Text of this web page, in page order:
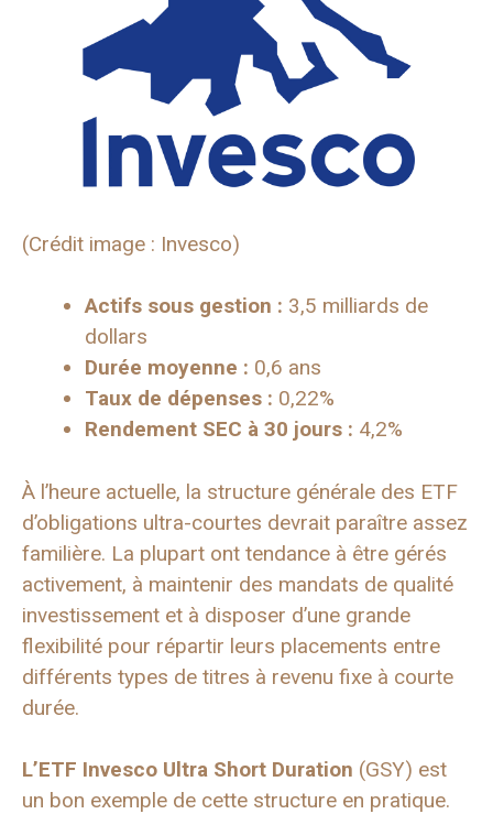
(Crédit image : Invesco)
Actifs sous gestion : 3,5 milliards de
dollars
Durée moyenne : 0,6 ans
Taux de dépenses : 0,22%
Rendement SEC à 30 jours : 4,2%
À l’heure actuelle, la structure générale des ETF
d’obligations ultra-courtes devrait paraître assez
familière. La plupart ont tendance à être gérés
activement, à maintenir des mandats de qualité
investissement et à disposer d’une grande
flexibilité pour répartir leurs placements entre
différents types de titres à revenu fixe à courte
durée.
L’ETF Invesco Ultra Short Duration (GSY) est
un bon exemple de cette structure en pratique.